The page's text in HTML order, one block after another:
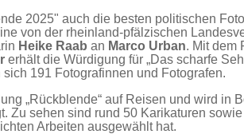
2025" auch die besten politischen
von der rheinland-pfälzischen
Heike Raab an Marco Urban. Mit dem
erhält die Würdigung für „Das scharfe
191 Fotografinnen und Fotografen.
„Rückblende“ auf Reisen und wird in
Zu sehen sind rund 50 Karikaturen
Arbeiten ausgewählt hat.